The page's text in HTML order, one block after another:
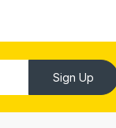
Sign Up